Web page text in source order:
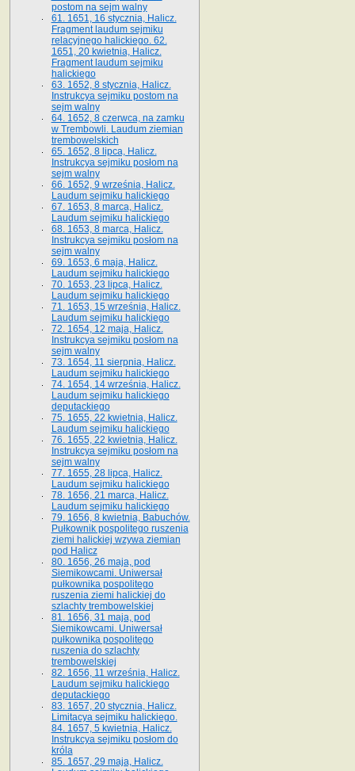
postom na sejm walny
61. 1651, 16 stycznia, Halicz.
Fragment laudum sejmiku
relacyjnego halickiego. 62.
1651, 20 kwietnia, Halicz.
Fragment laudum sejmiku
halickiego
63. 1652, 8 stycznia, Halicz.
Instrukcya sejmiku postom na
sejm walny
64. 1652, 8 czerwca, na zamku
w Trembowli. Laudum ziemian
trembowelskich
65. 1652, 8 lipca, Halicz.
Instrukcya sejmiku posłom na
sejm walny
66. 1652, 9 września, Halicz.
Laudum sejmiku halickiego
67. 1653, 8 marca, Halicz.
Laudum sejmiku halickiego
68. 1653, 8 marca, Halicz.
Instrukcya sejmiku posłom na
sejm walny
69. 1653, 6 maja, Halicz.
Laudum sejmiku halickiego
70. 1653, 23 lipca, Halicz.
Laudum sejmiku halickiego
71. 1653, 15 września, Halicz.
Laudum sejmiku halickiego
72. 1654, 12 maja, Halicz.
Instrukcya sejmiku posłom na
sejm walny
73. 1654, 11 sierpnia, Halicz.
Laudum sejmiku halickiego
74. 1654, 14 września, Halicz.
Laudum sejmiku halickiego
deputackiego
75. 1655, 22 kwietnia, Halicz.
Laudum sejmiku halickiego
76. 1655, 22 kwietnia, Halicz.
Instrukcya sejmiku posłom na
sejm walny
77. 1655, 28 lipca, Halicz.
Laudum sejmiku halickiego
78. 1656, 21 marca, Halicz.
Laudum sejmiku halickiego
79. 1656, 8 kwietnia, Babuchów.
Pułkownik pospolitego ruszenia
ziemi halickiej wzywa ziemian
pod Halicz
80. 1656, 26 maja, pod
Siemikowcami. Uniwersał
pułkownika pospolitego
ruszenia ziemi halickiej do
szlachty trembowelskiej
81. 1656, 31 maja, pod
Siemikowcami. Uniwersał
pułkownika pospolitego
ruszenia do szlachty
trembowelskiej
82. 1656, 11 września, Halicz.
Laudum sejmiku halickiego
deputackiego
83. 1657, 20 stycznia, Halicz.
Limitacya sejmiku halickiego.
84. 1657, 5 kwietnia, Halicz.
Instrukcya sejmiku posłom do
króla
85. 1657, 29 maja, Halicz.